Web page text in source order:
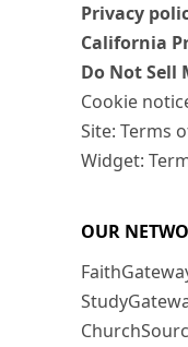
Privacy
California
Do Not Sell
Cookie
Site: Terms
Widget:
OUR